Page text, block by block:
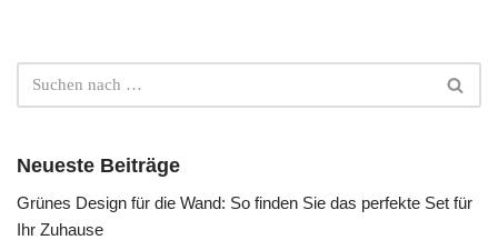
Neueste Beiträge
Grünes Design für die Wand: So finden Sie das perfekte Set für
Ihr Zuhause